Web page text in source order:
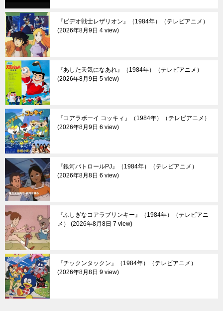
『ビデオ戦士レザリオン』（1984年）（テレビアニメ）
2026年8月9日 4 view
『あした天気になあれ』（1984年）（テレビアニメ）
2026年8月9日 5 view
『コアラボーイ コッキィ』（1984年）（テレビアニメ）
2026年8月9日 6 view
『銀河パトロールPJ』（1984年）（テレビアニメ）
2026年8月8日 6 view
『ふしぎなコアラブリンキー』（1984年）（テレビアニ
メ）
2026年8月8日 7 view
『チックンタックン』（1984年）（テレビアニメ）
2026年8月8日 9 view